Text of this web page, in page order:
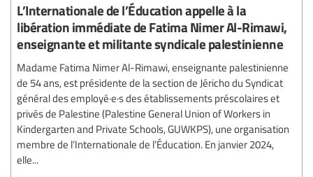
L’Internationale de l’Éducation appelle à la
libération immédiate de Fatima Nimer Al-Rimawi,
enseignante et militante syndicale palestinienne
Madame Fatima Nimer Al-Rimawi, enseignante palestinienne
de 54 ans, est présidente de la section de Jéricho du Syndicat
général des employé·e·s des établissements préscolaires et
privés de Palestine (Palestine General Union of Workers in
Kindergarten and Private Schools, GUWKPS), une organisation
membre de l’Internationale de l’Éducation. En janvier 2024,
elle...